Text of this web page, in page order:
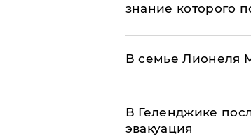
знание которого
В семье Лионеля
В Геленджике
эвакуация